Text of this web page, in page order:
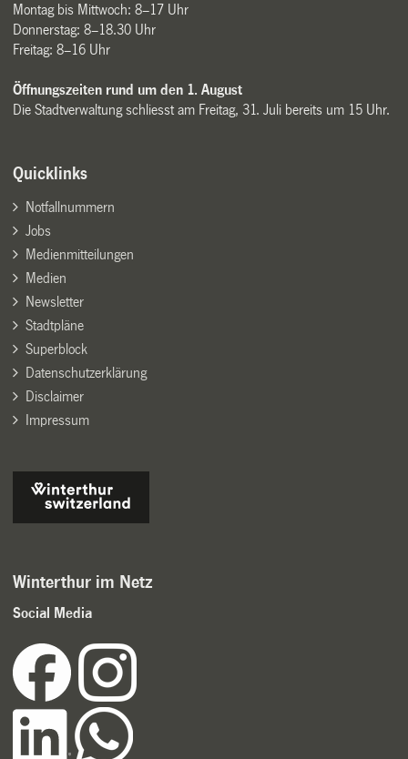
Montag bis Mittwoch: 8–17 Uhr
Donnerstag: 8–18.30 Uhr
Freitag: 8–16 Uhr
Öffnungszeiten rund um den 1. August
Die Stadtverwaltung schliesst am Freitag, 31. Juli bereits um 15 Uhr.
Quicklinks
Notfallnummern
Jobs
Medienmitteilungen
Medien
Newsletter
Stadtpläne
Superblock
Datenschutzerklärung
Disclaimer
Impressum
Winterthur im Netz
Social Media